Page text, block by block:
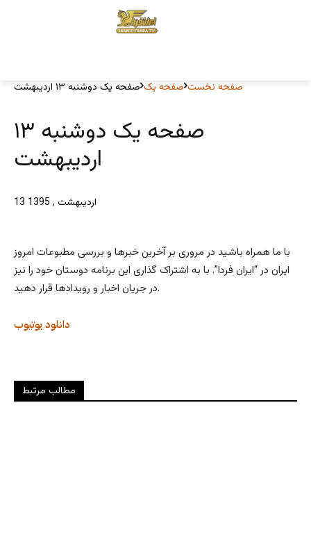
صفحه نخست صفحه یک صفحه یک دوشنبه ۱۳ اردیبهشت
صفحه یک دوشنبه ۱۳
اردیبهشت
13 اردیبهشت , 1395
با ما همراه باشید در مروری بر آخرین خبرها و بررسی مطبوعات امروز
ایران در “ایران فردا”. با به اشتراک گذاری این برنامه دوستان خود را نیز
در جریان اخبار و رویدادها قرار دهید.
یوتیوب دانلود
مطالب مرتبط